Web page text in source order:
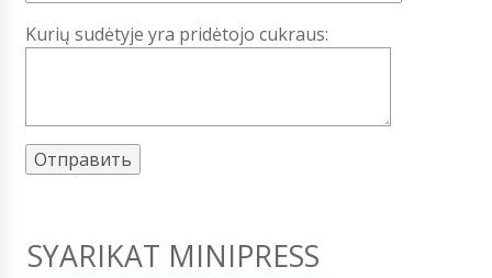
Kurių sudėtyje yra pridėtojo cukraus:
SYARIKAT MINIPRESS